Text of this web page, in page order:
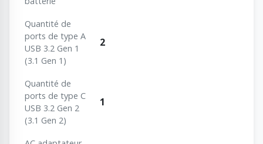
Quantité de
ports de type A
USB 3.2 Gen 1
(3.1 Gen 1)
2
Quantité de
ports de type C
USB 3.2 Gen 2
(3.1 Gen 2)
1